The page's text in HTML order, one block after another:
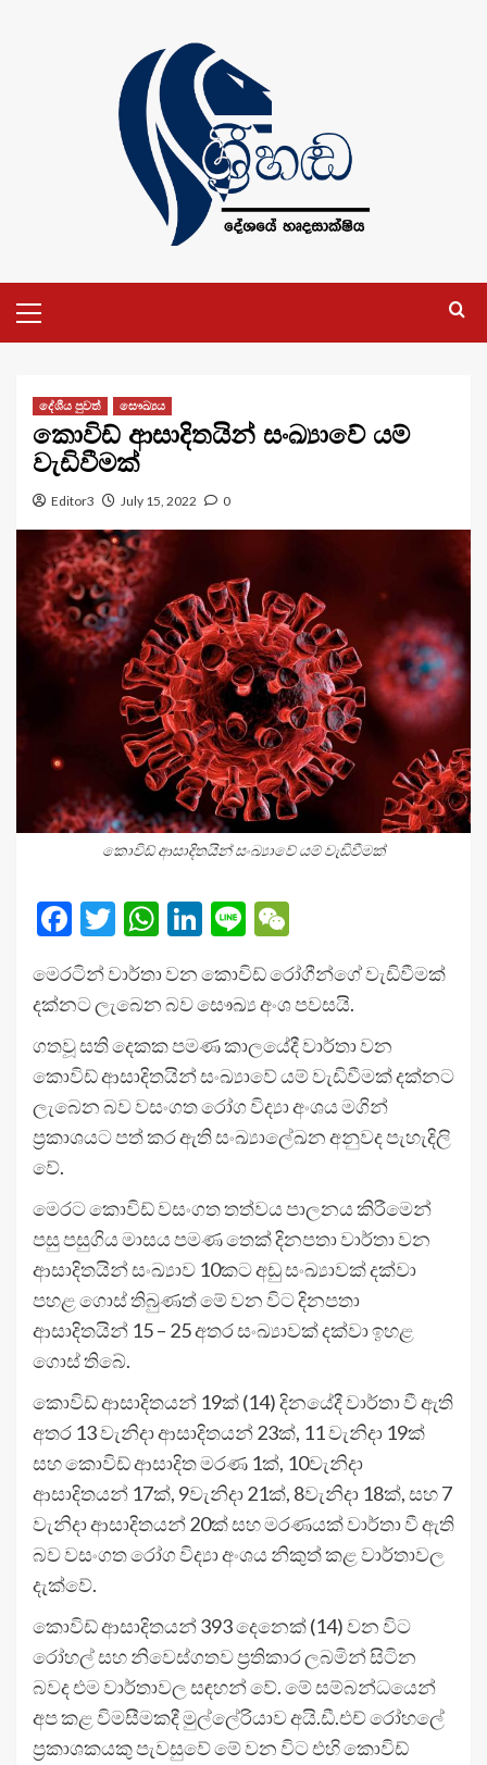
Menu
දේශීය පුවත් සෞඛ්‍යය
කොවිඩ් ආසාදිතයින් සංඛ්‍යාවේ යම්
වැඩිවීමක්
Editor3 July 15, 2022 0
කොවිඩ් ආසාදිතයින් සංඛ්‍යාවේ යම් වැඩිවීමක්
Facebook
Twitter
WhatsApp
LinkedIn
Line
මෙරටින් වාර්තා වන කොවිඩ් රෝගීන්ගේ වැඩිවීමක්
දක්නට ලැබෙන බව සෞඛ්‍ය අංශ පවසයි.
ගතවූ සති දෙකක පමණ කාලයේදී වාර්තා වන
කොවිඩ් ආසාදිතයින් සංඛ්‍යාවේ යම් වැඩිවීමක් දක්නට
ලැබෙන බව වසංගත රෝග විද්‍යා අංශය මගින්
ප්‍රකාශයට පත් කර ඇති සංඛ්‍යාලේඛන අනුවද පැහැදිලි
වේ.
මෙරට කොවිඩ් වසංගත තත්වය පාලනය කිරීමෙන්
පසු පසුගිය මාසය පමණ තෙක් දිනපතා වාර්තා වන
ආසාදිතයින් සංඛ්‍යාව 10කට අඩු සංඛ්‍යාවක් දක්වා
පහළ ගොස් තිබුණත් මේ වන විට දිනපතා
ආසාදිතයින් 15 – 25 අතර සංඛ්‍යාවක් දක්වා ඉහළ
ගොස් තිබේ.
කොවිඩ් ආසාදිතයන් 19ක් (14) දිනයේදී වාර්තා වී ඇති
අතර 13 වැනිදා ආසාදිතයන් 23ක්, 11 වැනිදා 19ක්
සහ කොවිඩ් ආසාදිත මරණ 1ක්, 10වැනිදා
ආසාදිතයන් 17ක්, 9වැනිදා 21ක්, 8වැනිදා 18ක්, සහ 7
වැනිදා ආසාදිතයන් 20ක් සහ මරණයක් වාර්තා වී ඇති
බව වසංගත රෝග විද්‍යා අංශය නිකුත් කළ වාර්තාවල
දැක්වේ.
කොවිඩ් ආසාදිතයන් 393 දෙනෙක් (14) වන විට
රෝහල් සහ නිවෙස්ගතව ප්‍රතිකාර ලබමින් සිටින
බවද එම වාර්තාවල සඳහන් වේ. මේ සම්බන්ධයෙන්
අප කළ විමසීමකදී මුල්ලේරියාව අයි.ඩී.එච් රෝහලේ
ප්‍රකාශකයකු පැවසුවේ මේ වන විට එහි කොවිඩ්